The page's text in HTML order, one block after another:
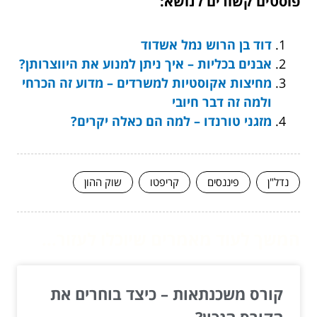
דוד בן הרוש נמל אשדוד
אבנים בכליות – איך ניתן למנוע את היווצרותן?
מחיצות אקוסטיות למשרדים – מדוע זה הכרחי
ולמה זה דבר חיובי
מזגני טורנדו – למה הם כאלה יקרים?
נדל"ן פיננסים קריפטו שוק ההון
קורס משכנתאות – כיצד בוחרים את